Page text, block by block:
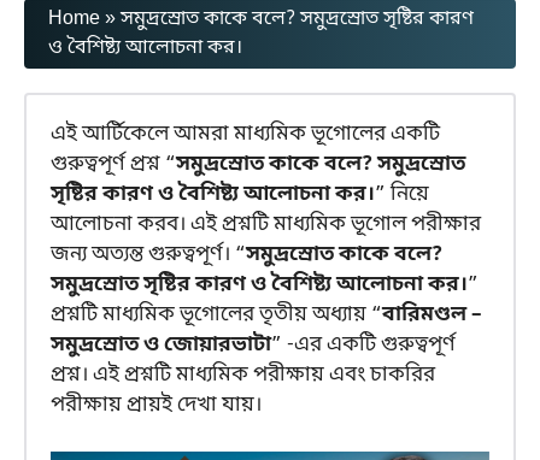
Home»সমুদ্রস্রোত কাকে বলে? সমুদ্রস্রোত সৃষ্টির কারণ
ও বৈশিষ্ট্য আলোচনা কর।
এই আর্টিকেলে আমরা মাধ্যমিক ভূগোলের একটি
গুরুত্বপূর্ণ প্রশ্ন “সমুদ্রস্রোত কাকে বলে? সমুদ্রস্রোত
সৃষ্টির কারণ ও বৈশিষ্ট্য আলোচনা কর।” নিয়ে
আলোচনা করব। এই প্রশ্নটি মাধ্যমিক ভূগোল পরীক্ষার
জন্য অত্যন্ত গুরুত্বপূর্ণ। “সমুদ্রস্রোত কাকে বলে?
সমুদ্রস্রোত সৃষ্টির কারণ ও বৈশিষ্ট্য আলোচনা কর।”
প্রশ্নটি মাধ্যমিক ভূগোলের তৃতীয় অধ্যায় “বারিমণ্ডল –
সমুদ্রস্রোত ও জোয়ারভাটা” -এর একটি গুরুত্বপূর্ণ
প্রশ্ন। এই প্রশ্নটি মাধ্যমিক পরীক্ষায় এবং চাকরির
পরীক্ষায় প্রায়ই দেখা যায়।